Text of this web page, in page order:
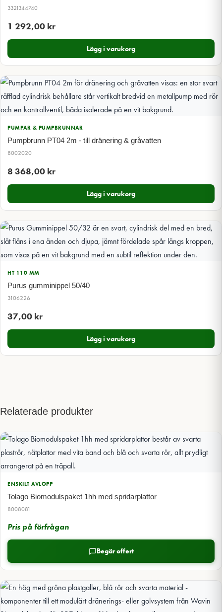
3321344740
1 292,00 kr
Lägg i varukorg
PUMPAR & PUMPBRUNNAR
Pumpbrunn PT04 2m - till dränering & gråvatten
8002020
8 368,00 kr
Lägg i varukorg
HT 110 MM
Purus gumminippel 50/40
3106226
37,00 kr
Lägg i varukorg
Relaterade produkter
ENSKILT AVLOPP
Tolago Biomodulspaket 1hh med spridarplattor
8008081
Pris på förfrågan
Begär offert